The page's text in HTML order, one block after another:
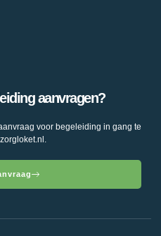
aanvragen?
voor begeleiding in gang te